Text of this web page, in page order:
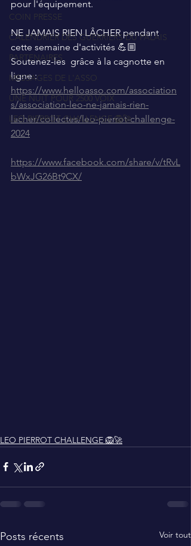
COIN PRESSE
CALENDRIER DES GUERRIERS DU PALAIS
PARTENAIRES
MESSAGES DE L'ASSO
UNE NUIT POUR 2500 VOIX
LEO PIERROT CHALLENGE 🦁🚀
pour l'équipement.
NE JAMAIS RIEN LÂCHER pendant
cette semaine d'activités 💪🏼
Soutenez-les  grâce à la cagnotte en
ligne :
https://www.helloasso.com/association
s/association-leo-ne-jamais-rien-
lacher/collectes/leo-pierrot-challenge-
2024
https://www.facebook.com/share/v/tRvL
bWxJG26Bt9CX/
LEO PIERROT CHALLENGE 🦁🚀
Posts récents Voir tout